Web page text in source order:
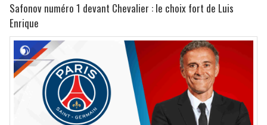
Safonov numéro 1 devant Chevalier : le choix fort de Luis
Enrique